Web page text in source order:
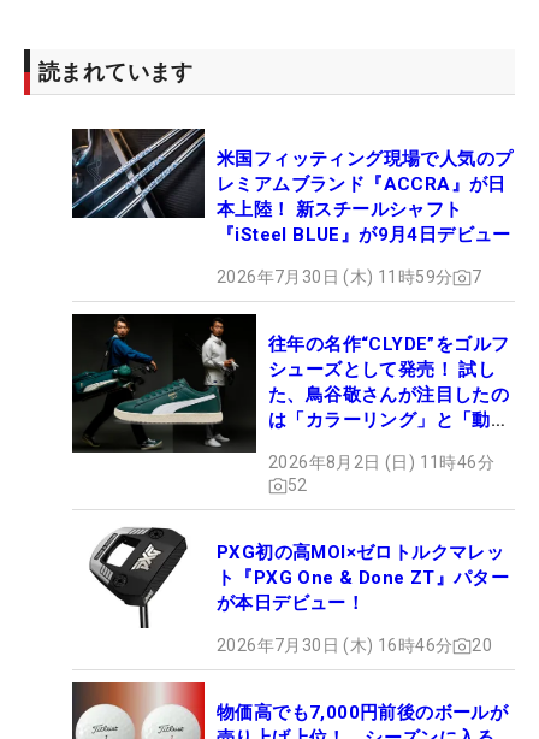
読まれています
米国フィッティング現場で人気のプ
レミアムブランド『ACCRA』が日
本上陸！ 新スチールシャフト
『iSteel BLUE』が9月4日デビュー
2026年7月30日 (木) 11時59分 7
往年の名作“CLYDE”をゴルフ
シューズとして発売！ 試し
た、鳥谷敬さんが注目したの
は「カラーリング」と「動き
2026年8月2日 (日) 11時46分
52
PXG初の高MOI×ゼロトルクマレッ
ト『PXG One & Done ZT』パター
が本日デビュー！
2026年7月30日 (木) 16時46分 20
物価高でも7,000円前後のボールが